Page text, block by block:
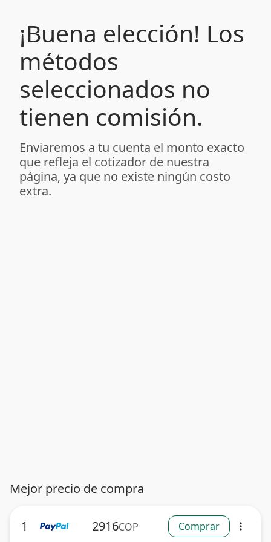
¡Buena elección! Los
métodos
seleccionados no
tienen comisión.
Enviaremos a tu cuenta el monto exacto
que refleja el cotizador de nuestra
página, ya que no existe ningún costo
extra.
Mejor precio de compra
1 2916COP Comprar more_vert